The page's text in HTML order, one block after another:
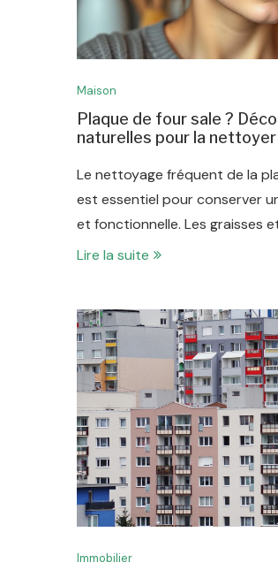
Maison
Plaque de four sale ?
naturelles pour la
Le nettoyage fréquent de la
est essentiel pour conserver
et fonctionnelle. Les graisses
Lire la suite
Immobilier